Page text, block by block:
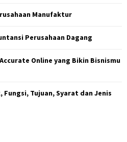
Manufaktur
Perusahaan Dagang
Online yang Bikin Bisnismu
Tujuan, Syarat dan Jenis